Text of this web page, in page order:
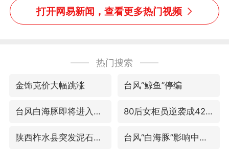
打开网易新闻，查看更多热门视频
热门搜索
金饰克价大幅跳涨 台风“鲸鱼”停编
台风白海豚即将进入48小时警戒线 80后女柜员逆袭成4200亿银行副行长
陕西柞水县突发泥石流致1死2失联 台风“白海豚”影响中国已成定局